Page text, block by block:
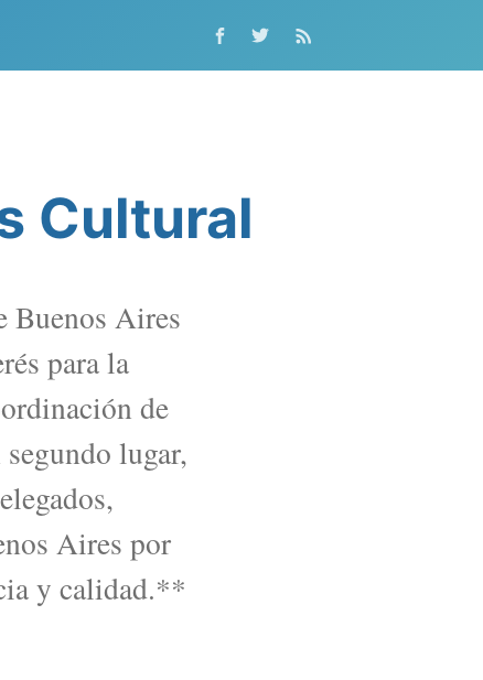
Cultural
Buenos Aires
para la
de
lugar,
Aires por
y calidad.**